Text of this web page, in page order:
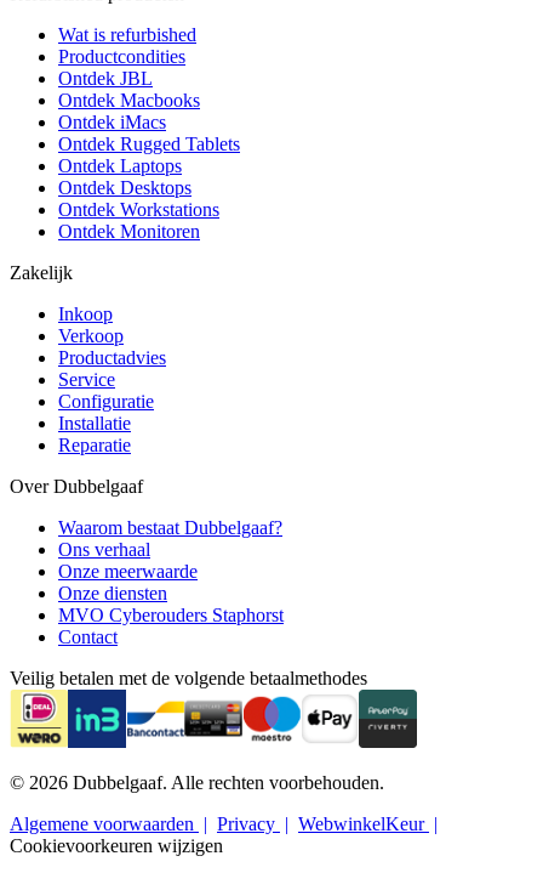
Wat is refurbished
Productcondities
Ontdek JBL
Ontdek Macbooks
Ontdek iMacs
Ontdek Rugged Tablets
Ontdek Laptops
Ontdek Desktops
Ontdek Workstations
Ontdek Monitoren
Zakelijk
Inkoop
Verkoop
Productadvies
Service
Configuratie
Installatie
Reparatie
Over Dubbelgaaf
Waarom bestaat Dubbelgaaf?
Ons verhaal
Onze meerwaarde
Onze diensten
MVO Cyberouders Staphorst
Contact
Veilig betalen met de volgende betaalmethodes
© 2026 Dubbelgaaf. Alle rechten voorbehouden.
Algemene voorwaarden
Privacy
WebwinkelKeur
Cookievoorkeuren wijzigen